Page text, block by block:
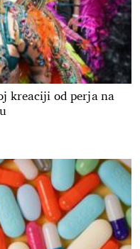
kreaciji od perja na